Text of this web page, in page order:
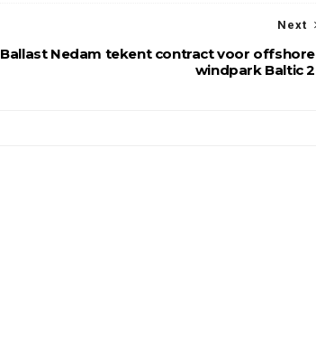
Next
Ballast Nedam tekent contract voor offshore
windpark Baltic 2